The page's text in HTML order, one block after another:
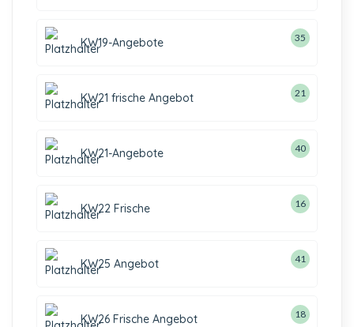
KW19-Angebote 35
KW21 frische Angebot 21
KW21-Angebote 40
KW22 Frische 16
KW25 Angebot 41
KW26 Frische Angebot 18